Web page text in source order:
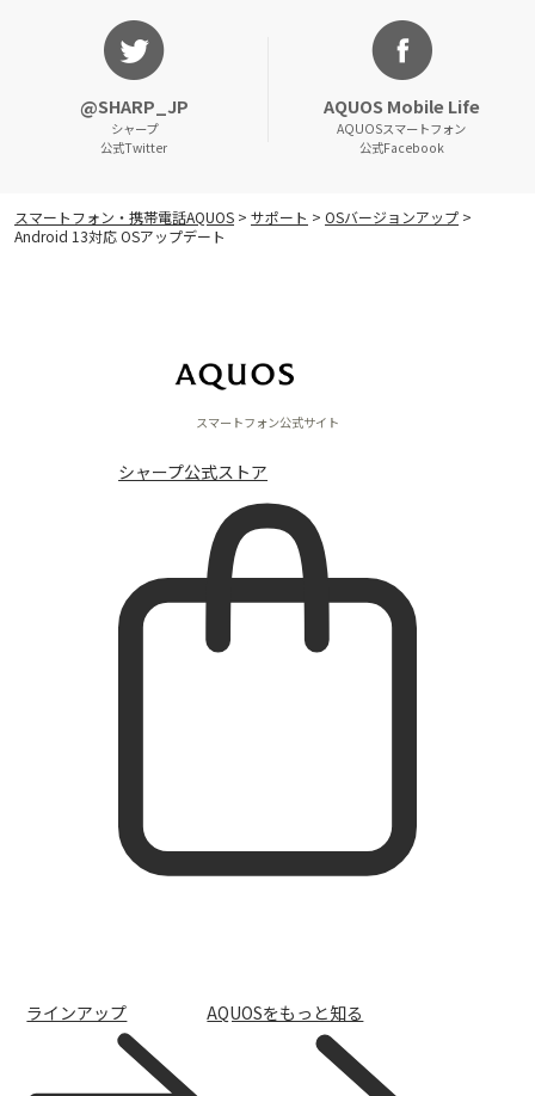
@SHARP_JP
シャープ
公式Twitter
AQUOS Mobile Life
AQUOSスマートフォン
公式Facebook
スマートフォン・携帯電話AQUOS > サポート > OSバージョンアップ >
Android 13対応 OSアップデート
スマートフォン公式サイト
シャープ公式ストア
ラインアップ AQUOSをもっと知る